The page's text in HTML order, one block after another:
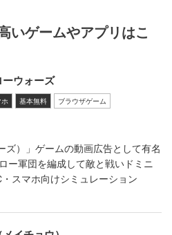
いゲームやアプリはこ
ーウォーズ
基本無料 ブラウザゲーム
ズ）」ゲームの動画広告として有名
ー軍団を編成して敵と戦いドミニ
スマホ向けシミュレーション